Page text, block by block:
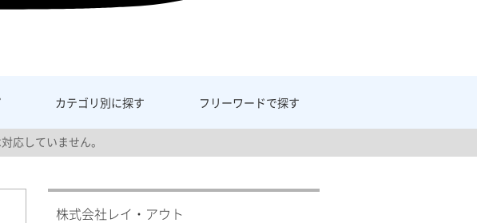
カテゴリ別に探す フリーワードで探す
応していません。
株式会社レイ・アウト